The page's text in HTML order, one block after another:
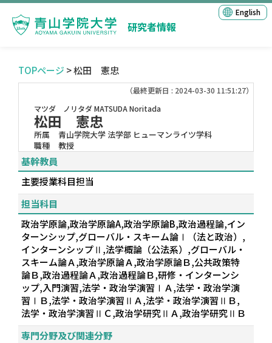
研究者情報
English
TOPページ > 松田 憲忠
（最終更新日 : 2024-03-30 11:51:27）
マツダ ノリタダMATSUDA Noritada
松田 憲忠
所属
青山学院大学 法学部 ヒューマンライツ学科
職種
教授
基幹教員
主要授業科目担当
担当科目
政治学原論,政治学原論A,政治学原論B,政治過程論,イン
ターンシップ,グローバル・スキーム論Ⅰ（法と政治）,
インターンシップⅡ,法学概論（公法系）,グローバル・
スキーム論Ａ,政治学原論Ａ,政治学原論Ｂ,公共政策特
論Ｂ,政治過程論Ａ,政治過程論Ｂ,研修・インターンシ
ップ,入門演習,法学・政治学演習ⅠＡ,法学・政治学演
習ⅠＢ,法学・政治学演習ⅡＡ,法学・政治学演習ⅡＢ,
法学・政治学演習ⅡＣ,政治学研究ⅡＡ,政治学研究ⅡＢ
専門分野及び関連分野